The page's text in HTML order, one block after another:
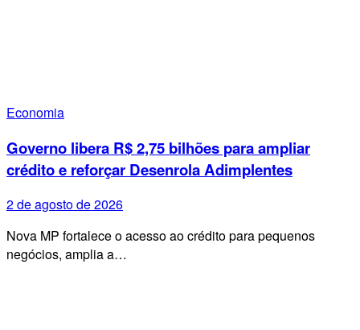
Economia
Governo libera R$ 2,75 bilhões para ampliar
crédito e reforçar Desenrola Adimplentes
2 de agosto de 2026
Nova MP fortalece o acesso ao crédito para pequenos
negócios, amplia a…